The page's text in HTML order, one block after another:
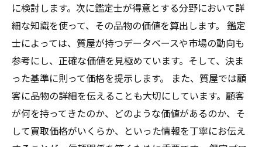
に検討します。次に鑑定士が得意とする分野において詳
細な知識を使って、その品物の価値を算出します。 鑑定
士によっては、質屋が持つデータベースや市場の動向も
参考にし、正確な価値を見極めています。そして、決ま
った基準に則って価格を提示します。 また、質屋では顧
客に品物の詳細を伝えることも大切にしています。顧客
が何を持ってきたのか、どのような価値があるのか、そ
して買取価格がいくらか、といった情報を丁寧にお伝え